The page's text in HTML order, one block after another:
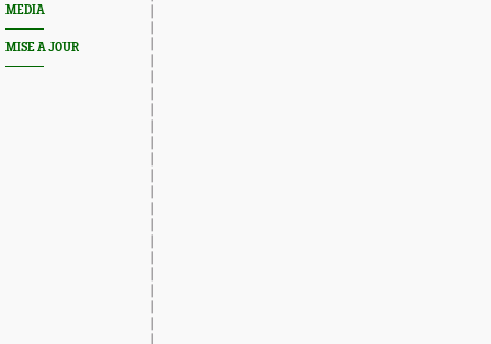
MEDIA
MISE A JOUR